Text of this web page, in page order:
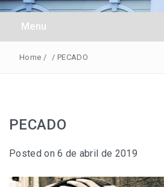
Obreros
Menu
Home / / PECADO
PECADO
Posted on6 de abril de 2019